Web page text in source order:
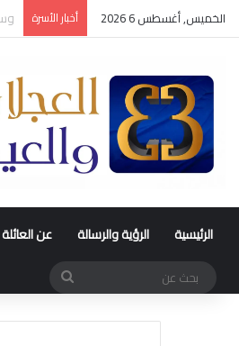
الخميس, أغسطس 6 2026 أخبار الأسرة
الرئيسية الرؤية والرسالة عن العائلة